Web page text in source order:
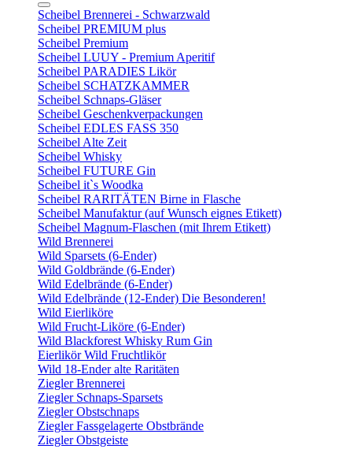
Scheibel Brennerei - Schwarzwald
Scheibel PREMIUM plus
Scheibel Premium
Scheibel LUUY - Premium Aperitif
Scheibel PARADIES Likör
Scheibel SCHATZKAMMER
Scheibel Schnaps-Gläser
Scheibel Geschenkverpackungen
Scheibel EDLES FASS 350
Scheibel Alte Zeit
Scheibel Whisky
Scheibel FUTURE Gin
Scheibel it`s Woodka
Scheibel RARITÄTEN Birne in Flasche
Scheibel Manufaktur (auf Wunsch eignes Etikett)
Scheibel Magnum-Flaschen (mit Ihrem Etikett)
Wild Brennerei
Wild Sparsets (6-Ender)
Wild Goldbrände (6-Ender)
Wild Edelbrände (6-Ender)
Wild Edelbrände (12-Ender) Die Besonderen!
Wild Eierliköre
Wild Frucht-Liköre (6-Ender)
Wild Blackforest Whisky Rum Gin
Eierlikör Wild Fruchtlikör
Wild 18-Ender alte Raritäten
Ziegler Brennerei
Ziegler Schnaps-Sparsets
Ziegler Obstschnaps
Ziegler Fassgelagerte Obstbrände
Ziegler Obstgeiste